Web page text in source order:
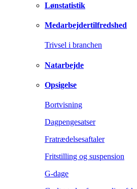
Lønstatistik
Medarbejdertilfredshed
Trivsel i branchen
Natarbejde
Opsigelse
Bortvisning
Dagpengesatser
Fratrædelsesaftaler
Fritstilling og suspension
G-dage